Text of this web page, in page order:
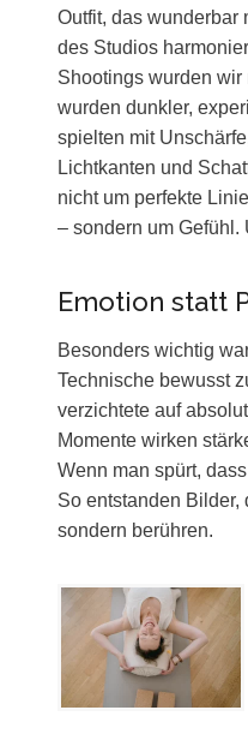
Outfit, das wunderbar
des Studios
Shootings wurden
wurden dunkler,
spielten mit
Lichtkanten und
nicht um perfekte
– sondern um Gefühl.
Emotion statt
Besonders wichtig
Technische bewusst
verzichtete auf
Momente wirken
Wenn man spürt,
So entstanden Bilder,
sondern berühren.